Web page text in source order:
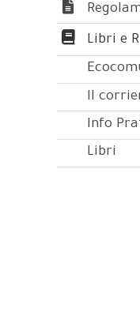
Libri e
Il
Info
Libri